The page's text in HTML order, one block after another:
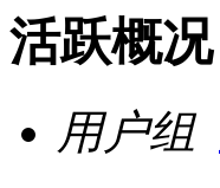
活跃概况
用户组